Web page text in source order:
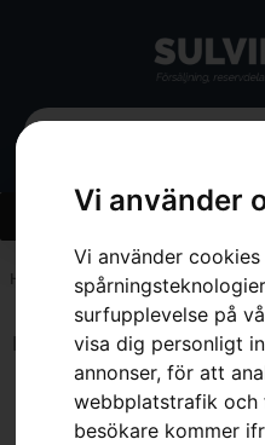
Vi använder
Vi använder
surfupplevelse på
visa dig personligt
annonser, för att
webbplatstrafik
besökare kommer
Hem 3.0 mm
Inga resultat.